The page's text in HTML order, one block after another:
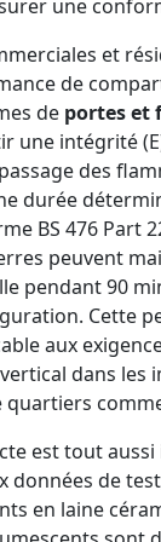
une
et
de
de portes et
une intégrité
des
durée
BS 476 Part
peuvent
pendant 90
Cette
aux
dans les
est tout
données de
en laine